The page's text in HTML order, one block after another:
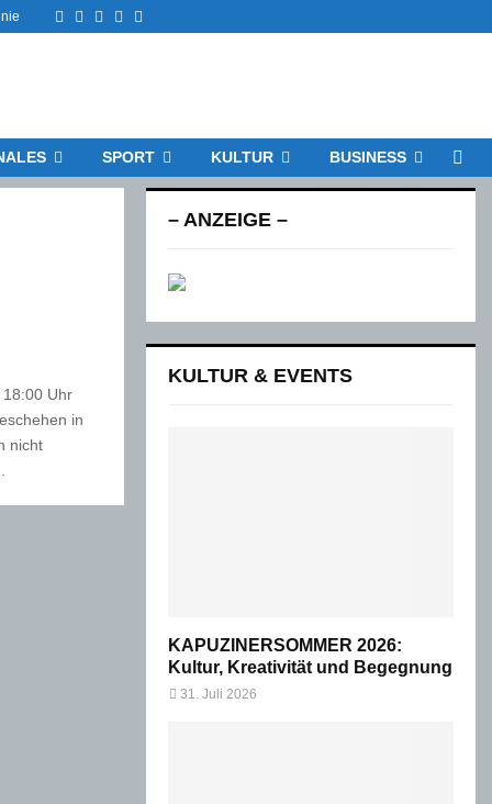
Facebook
TwitterInstagram
Email
SPORT KULTUR BUSINESS
18:00 Uhr
in
nicht
– ANZEIGE –
KULTUR & EVENTS
KAPUZINERSOMMER 2026:
Kultur, Kreativität und Begegnung
31. Juli 2026